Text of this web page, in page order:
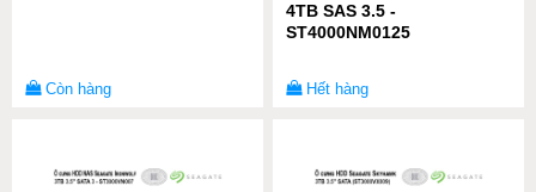
Còn hàng
4TB SAS 3.5 -
ST4000NM0125
Hết hàng